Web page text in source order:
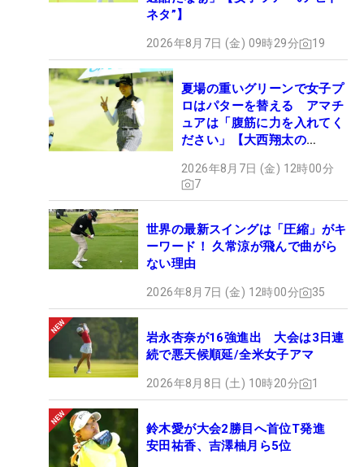
ネタ”】
2026年8月7日 (金) 09時29分 19
夏場の重いグリーンで女子プ
ロはパターを替える アマチ
ュアは「腹筋に力を入れてく
ださい」【大西翔太の
2026年8月7日 (金) 12時00分
7
世界の最新スイングは「圧縮」がキ
ーワード！ 久常涼が飛んで曲がら
ない理由
2026年8月7日 (金) 12時00分 35
岩永杏奈が16強進出 大会は3日連
続で悪天候順延/全米女子アマ
2026年8月8日 (土) 10時20分 1
鈴木愛が大会2勝目へ首位T発進
安田祐香、吉澤柚月ら5位